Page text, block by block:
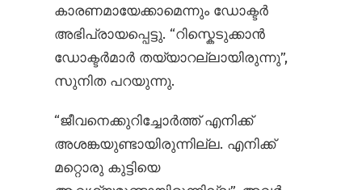
കാരണമായേക്കാമെന്നും ഡോക്ടർ
അഭിപ്രായപ്പെട്ടു. “റിസ്കെടുക്കാൻ
ഡോക്ടർമാർ തയ്യാറല്ലായിരുന്നു”,
സുനിത പറയുന്നു.
“ജീവനെക്കുറിച്ചോർത്ത് എനിക്ക്
അശങ്കയുണ്ടായിരുന്നില്ല. എനിക്ക്
മറ്റൊരു കുട്ടിയെ